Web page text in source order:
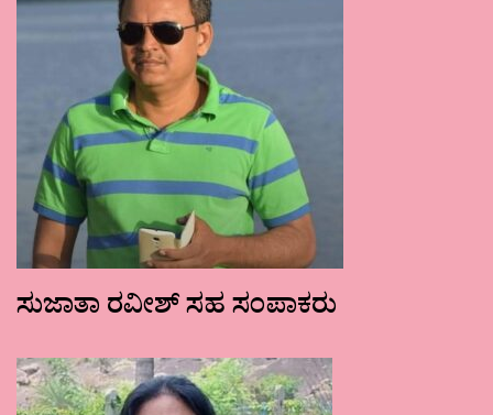
ಸುಜಾತಾ ರವೀಶ್ ಸಹ ಸಂಪಾಕರು